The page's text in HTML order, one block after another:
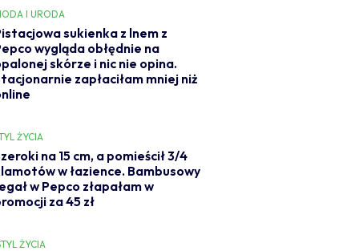
I URODA
sukienka z lnem z
wygląda obłędnie na
skórze i nic nie opina.
zapłaciłam mniej niż
ŻYCIA
na 15 cm, a pomieścił 3/4
w łazience. Bambusowy
w Pepco złapałam w
za 45 zł
ŻYCIA